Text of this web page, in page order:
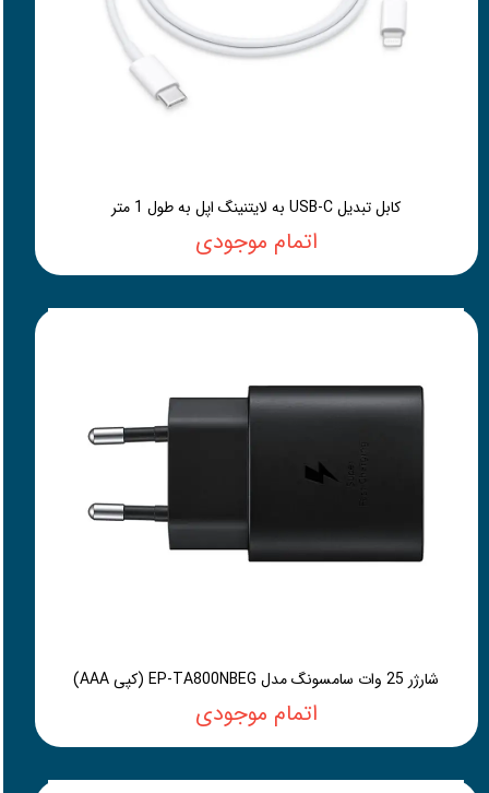
کابل تبدیل USB-C به لایتنینگ اپل به طول 1 متر
اتمام موجودی
شارژر 25 وات سامسونگ مدل EP-TA800NBEG (کپی AAA)
اتمام موجودی